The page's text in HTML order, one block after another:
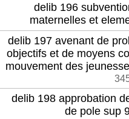
delib 196
maternelles et
delib 197 avenant de
objectifs et de moyens
mouvement des
delib 198 approbation
de pole sup